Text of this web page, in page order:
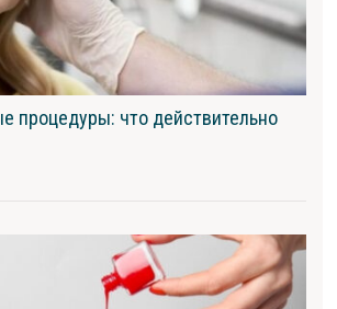
процедуры: что действительно